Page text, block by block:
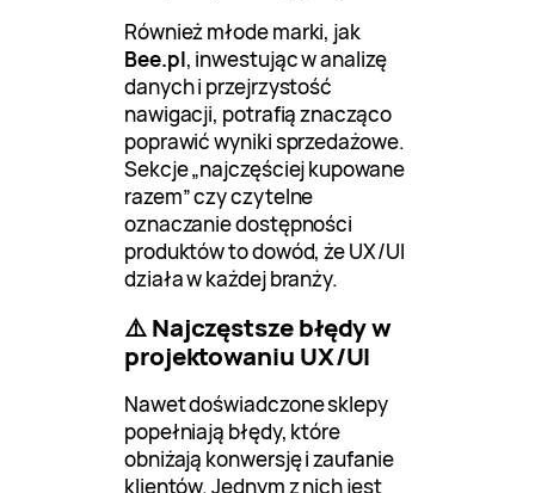
Również młode marki, jak
Bee.pl, inwestując w analizę
danych i przejrzystość
nawigacji, potrafią znacząco
poprawić wyniki sprzedażowe.
Sekcje „najczęściej kupowane
razem” czy czytelne
oznaczanie dostępności
produktów to dowód, że UX/UI
działa w każdej branży.
⚠️ Najczęstsze błędy w
projektowaniu UX/UI
Nawet doświadczone sklepy
popełniają błędy, które
obniżają konwersję i zaufanie
klientów. Jednym z nich jest